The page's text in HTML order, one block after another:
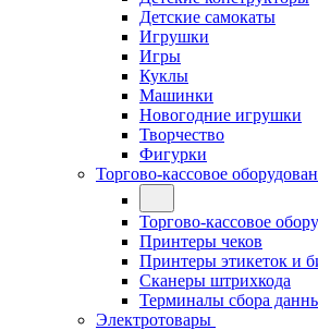
Детские самокаты
Игрушки
Игры
Куклы
Машинки
Новогодние игрушки
Творчество
Фигурки
Торгово-кассовое
Торгово-кассовое
Принтеры чеков
Принтеры этикеток и
Сканеры штрихкода
Терминалы сбора
Электротовары